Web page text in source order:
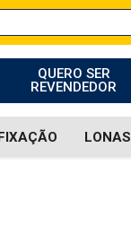
QUERO SER
REVENDEDOR
LONAS